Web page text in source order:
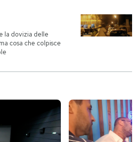
la dovizia delle
cosa che colpisce